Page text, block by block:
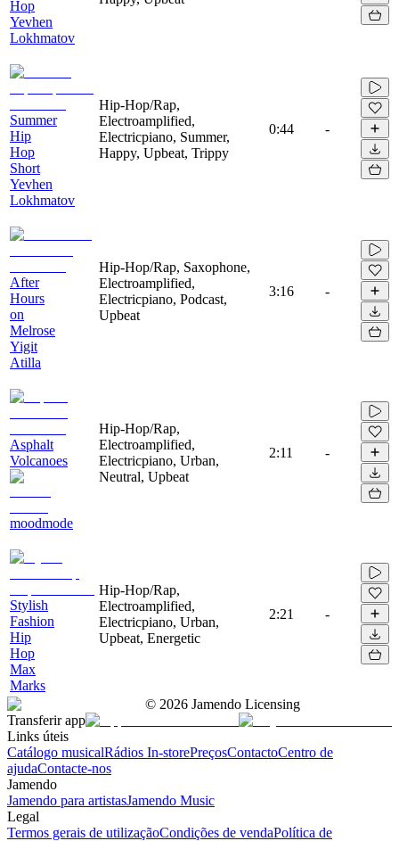
Hop
Yevhen
Lokhmatov
Summer
Hip
Hop
Short
Yevhen
Lokhmatov
Hip-Hop/Rap,
Electroamplified,
Electricpiano, Summer,
Happy, Upbeat, Trippy
0:44 -
After
Hours
on
Melrose
Yigit
Atilla
Hip-Hop/Rap, Saxophone,
Electroamplified,
Electricpiano, Podcast,
Upbeat
3:16 -
Asphalt
Volcanoes
moodmode
Hip-Hop/Rap,
Electroamplified,
Electricpiano, Urban,
Neutral, Upbeat
2:11 -
Stylish
Fashion
Hip
Hop
Max
Marks
Hip-Hop/Rap,
Electroamplified,
Electricpiano, Urban,
Upbeat, Energetic
2:21 -
© 2026 Jamendo Licensing
Transferir app
Links úteis
Catálogo musicalRádios In-storePreçosContactoCentro de
ajudaContacte-nos
Jamendo
Jamendo para artistasJamendo Music
Legal
Termos gerais de utilizaçãoCondições de vendaPolítica de